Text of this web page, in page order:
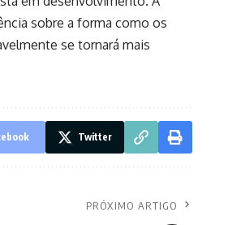
sobre a forma como os
se tornará mais
Twitter
PRÓXIMO ARTIGO